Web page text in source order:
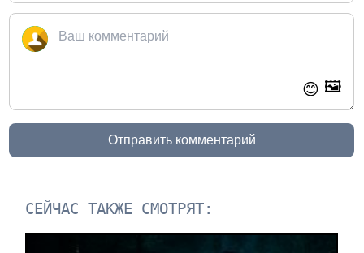
😊 🖼️
Отправить комментарий
СЕЙЧАС ТАКЖЕ СМОТРЯТ: